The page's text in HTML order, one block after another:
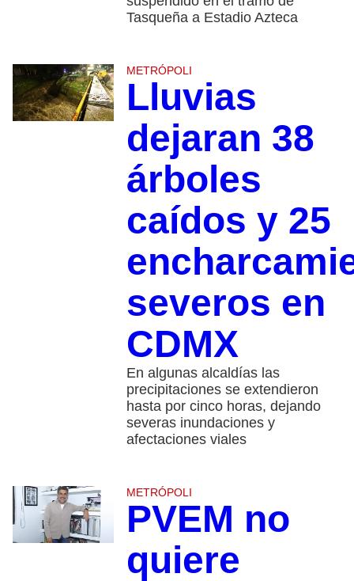
Tasqueña a Estadio Azteca
METRÓPOLI
Lluvias
dejaran 38
árboles
caídos y 25
severos en
CDMX
En algunas alcaldías las
precipitaciones se extendieron
hasta por cinco horas, dejando
severas inundaciones y
afectaciones viales
METRÓPOLI
PVEM no
quiere